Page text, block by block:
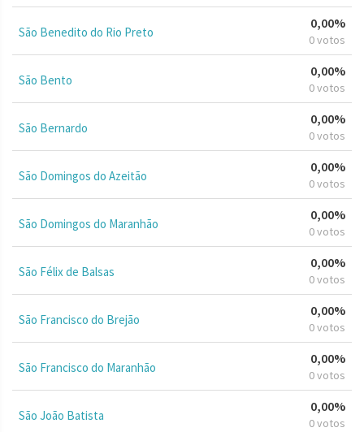
São Benedito do Rio Preto
0,00%
0 votos
São Bento
0,00%
0 votos
São Bernardo
0,00%
0 votos
São Domingos do Azeitão
0,00%
0 votos
São Domingos do Maranhão
0,00%
0 votos
São Félix de Balsas
0,00%
0 votos
São Francisco do Brejão
0,00%
0 votos
São Francisco do Maranhão
0,00%
0 votos
São João Batista
0,00%
0 votos